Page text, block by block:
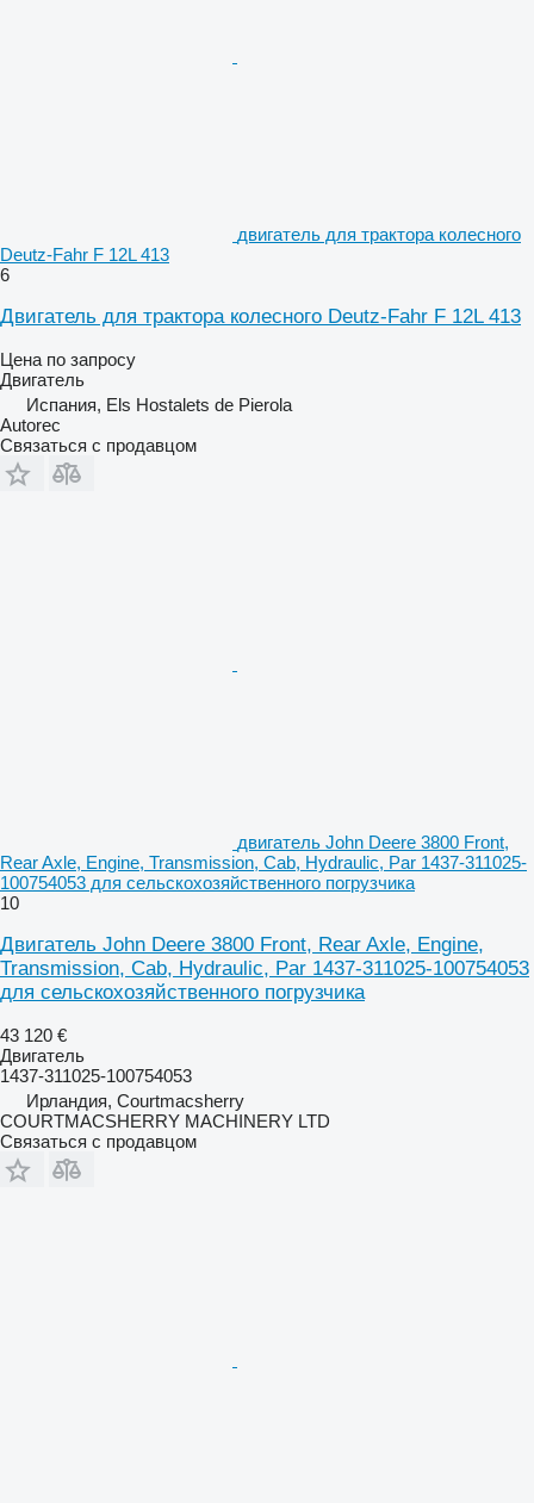
двигатель для трактора колесного
Deutz-Fahr F 12L 413
6
Двигатель для трактора колесного Deutz-Fahr F 12L 413
Цена по запросу
Двигатель
Испания, Els Hostalets de Pierola
Autorec
Связаться с продавцом
двигатель John Deere 3800 Front,
Rear Axle, Engine, Transmission, Cab, Hydraulic, Par 1437-311025-
100754053 для сельскохозяйственного погрузчика
10
Двигатель John Deere 3800 Front, Rear Axle, Engine,
Transmission, Cab, Hydraulic, Par 1437-311025-100754053
для сельскохозяйственного погрузчика
43 120 €
Двигатель
1437-311025-100754053
Ирландия, Courtmacsherry
COURTMACSHERRY MACHINERY LTD
Связаться с продавцом